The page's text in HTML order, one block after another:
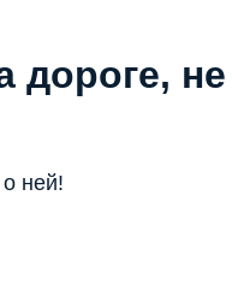
дороге, не
ней!